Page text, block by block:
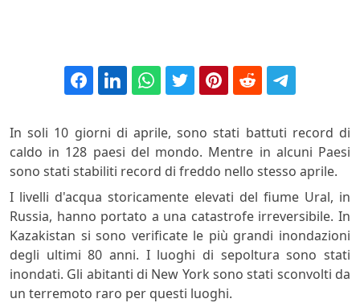
In soli 10 giorni di aprile, sono stati battuti record di
caldo in 128 paesi del mondo. Mentre in alcuni Paesi
sono stati stabiliti record di freddo nello stesso aprile.
I livelli d'acqua storicamente elevati del fiume Ural, in
Russia, hanno portato a una catastrofe irreversibile. In
Kazakistan si sono verificate le più grandi inondazioni
degli ultimi 80 anni. I luoghi di sepoltura sono stati
inondati. Gli abitanti di New York sono stati sconvolti da
un terremoto raro per questi luoghi.